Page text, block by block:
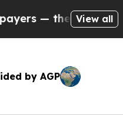
to Cash in on
View all
by AGP